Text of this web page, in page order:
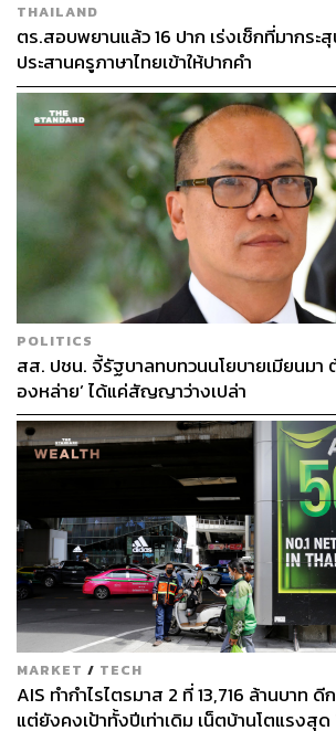
THAILAND
ตร.สอบพยานแล้ว 16 ปาก เร่งเช็กที่มากระ
ประสานครูภาษาไทยเข้าให้ปากคำ
POLITICS
สส. ปชน. จี้รัฐบาลทบทวนนโยบายเมียนมา
องหล่าย’ ได้แค่สัญญาว่างเปล่า
MARKET / TECH
AIS ทำกำไรไตรมาส 2 ที่ 13,716 ล้านบาท ดี
แต่ยังคงเป้าทั้งปีเท่าเดิม เน็ตบ้านโตแรงสุด